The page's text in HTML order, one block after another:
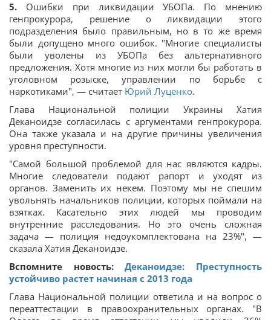
5. Ошибки при ликвидации УБОПа. По мнению
генпрокурора, решение о ликвидации этого
подразделения было правильным, но в то же время
были допущено много ошибок. "Многие специалисты
были уволены из УБОПа без альтернативного
предложения. Хотя многие из них могли бы работать в
уголовном розыске, управлении по борьбе с
наркотиками", — считает Юрий Луценко.
Глава Национальной полиции Украины Хатия
Деканоидзе согласилась с аргументами генпрокурора.
Она также указала и на другие причины увеличения
уровня преступности.
"Самой большой проблемой для нас являются кадры.
Многие следователи подают рапорт и уходят из
органов. Заменить их некем. Поэтому мы не спешим
увольнять начальников полиции, которых поймали на
взятках. Касательно этих людей мы проводим
внутренние расследования. Но это очень сложная
задача — полиция недоукомплектована на 23%", —
сказала Хатия Деканоидзе.
Вспомните новость:Деканоидзе: Преступность
устойчиво растет начиная с 2013 года
Глава Национальной полиции ответила и на вопрос о
переаттестации в правоохранительных органах. "В